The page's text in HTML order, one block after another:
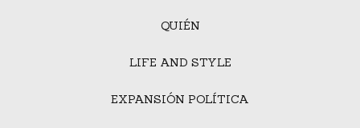
QUIÉN
LIFE AND STYLE
EXPANSIÓN POLÍTICA